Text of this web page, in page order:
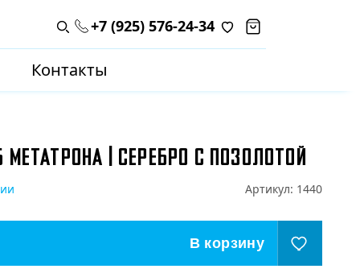
Поиск по каталогу
+7 (925) 576-24-34
Контакты
МЕТАТРОНА | СЕРЕБРО С ПОЗОЛОТОЙ
Артикул: 1440
В корзину